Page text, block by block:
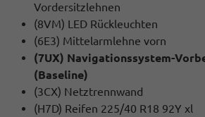
Vordersitzlehnen
(8VM) LED Rückleuchten
(6E3) Mittelarmlehne vorn
(7UX) Navigationssystem-
(Baseline)
(3CX) Netztrennwand
(H7D) Reifen 225/40 R18 92Y xl